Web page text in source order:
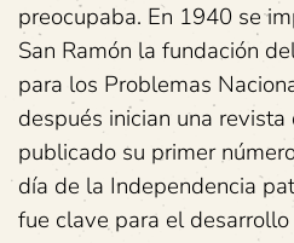
preocupaba. En 1940 se
San Ramón la fundación
para los Problemas
después inician una revista
publicado su primer
día de la Independencia
fue clave para el